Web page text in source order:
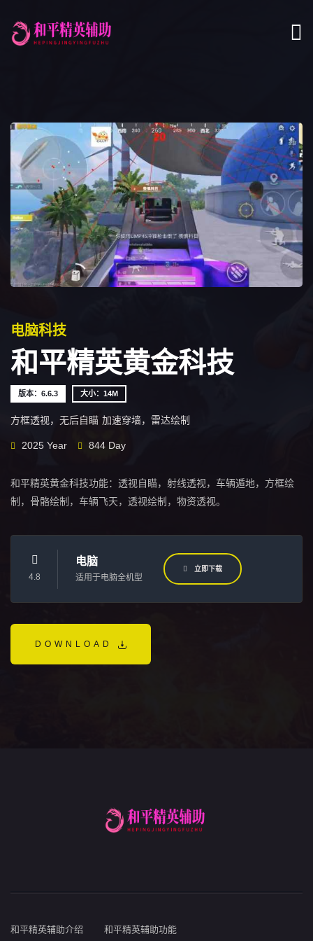
电脑科技
和平精英黄金科技
版本：6.6.3 大小：14M
方框透视，无后自瞄 加速穿墙，雷达绘制
2025 Year 844 Day
和平精英黄金科技功能：透视自瞄，射线透视，车辆遁地，方框绘
制，骨骼绘制，车辆飞天，透视绘制，物资透视。
4.8
电脑
适用于电脑全机型
立即下载
DOWNLOAD
和平精英辅助介绍 和平精英辅助功能